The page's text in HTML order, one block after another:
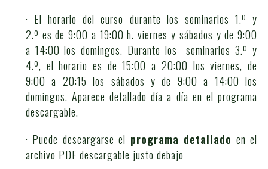
· El horario del curso durante los seminarios 1.º y
2.º es de 9:00 a 19:00 h. viernes y sábados y de 9:00
a 14:00 los domingos. Durante los seminarios 3.º y
4.º, el horario es de 15:00 a 20:00 los viernes, de
9:00 a 20:15 los sábados y de 9:00 a 14:00 los
domingos. Aparece detallado día a día en el programa
descargable.
· Puede descargarse el programa detallado en el
archivo PDF descargable justo debajo